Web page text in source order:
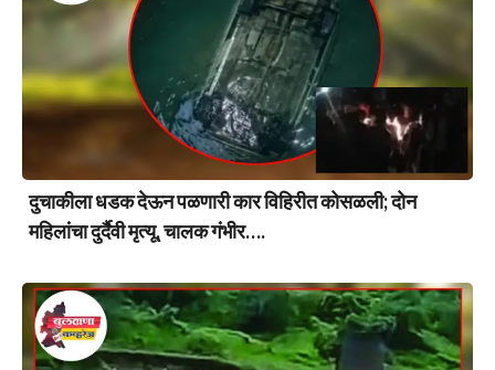
दुचाकीला धडक देऊन पळणारी कार विहिरीत कोसळली; दोन
महिलांचा दुर्दैवी मृत्यू, चालक गंभीर….